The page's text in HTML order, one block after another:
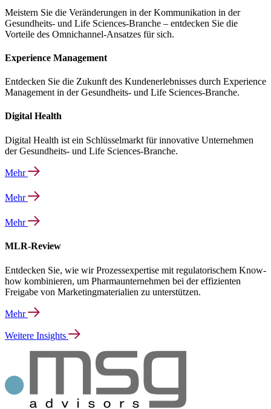
Meistern Sie die Veränderungen in der Kommunikation in der
Gesundheits- und Life Sciences-Branche – entdecken Sie die
Vorteile des Omnichannel-Ansatzes für sich.
Experience Management
Entdecken Sie die Zukunft des Kundenerlebnisses durch Experience
Management in der Gesundheits- und Life Sciences-Branche.
Digital Health
Digital Health ist ein Schlüsselmarkt für innovative Unternehmen
der Gesundheits- und Life Sciences-Branche.
Mehr
Mehr
Mehr
MLR-Review
Entdecken Sie, wie wir Prozessexpertise mit regulatorischem Know-
how kombinieren, um Pharmaunternehmen bei der effizienten
Freigabe von Marketingmaterialien zu unterstützen.
Mehr
Weitere Insights